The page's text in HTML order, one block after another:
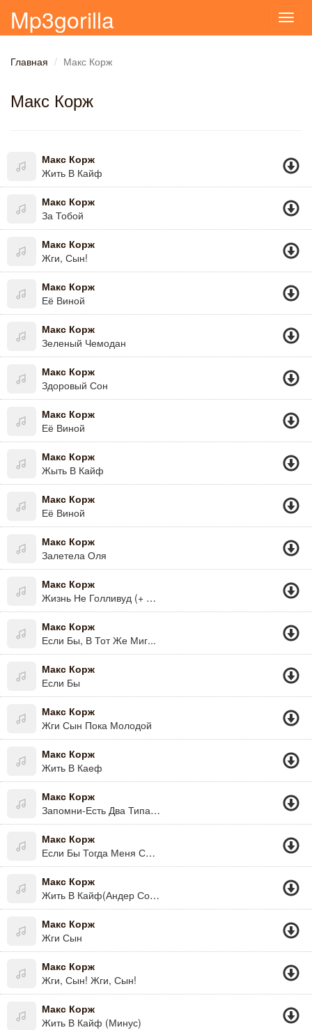
Mp3gorilla
Главная Макс Корж
Макс Корж
Макс Корж
Жить В Кайф
Макс Корж
За Тобой
Макс Корж
Жги, Сын!
Макс Корж
Её Виной
Макс Корж
Зеленый Чемодан
Макс Корж
Здоровый Сон
Макс Корж
Её Виной
Макс Корж
Жыть В Кайф
Макс Корж
Её Виной
Макс Корж
Залетела Оля
Макс Корж
Жизнь Не Голливуд (+ Бит)
Макс Корж
Если Бы, В Тот Же Миг...
Макс Корж
Если Бы
Макс Корж
Жги Сын Пока Молодой
Макс Корж
Жить В Каеф
Макс Корж
Запомни-Есть Два Типа Людей...
Макс Корж
Если Бы Тогда Меня Спросили
Макс Корж
Жить В Кайф(Андер Сон Рок Версия)
Макс Корж
Жги Сын
Макс Корж
Жги, Сын! Жги, Сын!
Макс Корж
Жить В Кайф (Минус)